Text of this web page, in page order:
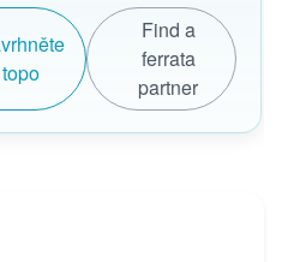
topo
Find a
ferrata
partner